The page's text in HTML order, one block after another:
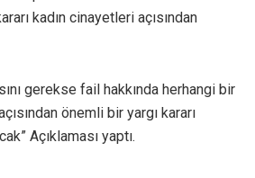
kadın cinayetleri açısından
gerekse fail hakkında herhangi bir
önemli bir yargı kararı
Açıklaması yaptı.